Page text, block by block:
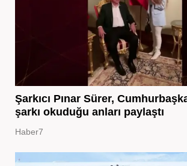
Şarkıcı Pınar Sürer,
şarkı okuduğu anları paylaştı
Haber7